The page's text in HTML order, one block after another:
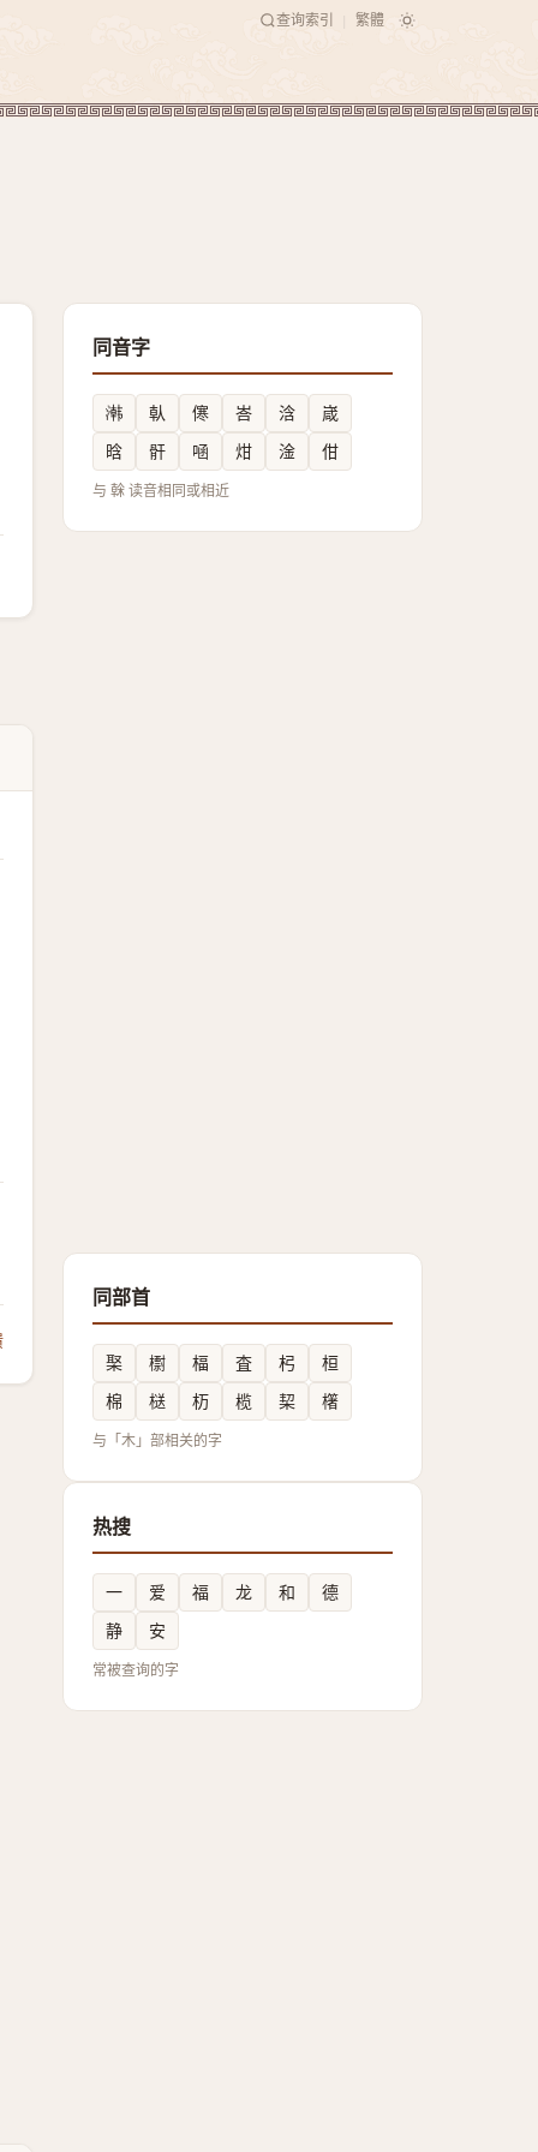
查询索引 繁體
同音字
鿰 倝 㒏 峇 浛
嵅
晗
骭 㖤 㶰 淦 佄
与 榦 读音相同或相近
同部首
棸 㯹 楅 査 杛
桓
棉
㮸 杤 榄 栔 櫡
与「木」部相关的字
热搜
一 爱 福 龙 和
德
静
安
常被查询的字